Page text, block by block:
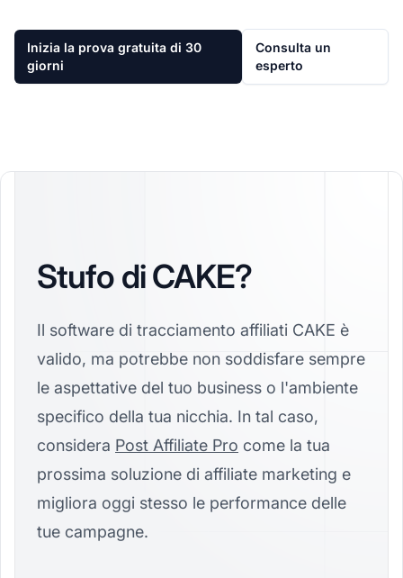
Inizia la prova gratuita di 30
giorni
Consulta un
esperto
Stufo di CAKE?
Il software di tracciamento affiliati CAKE è
valido, ma potrebbe non soddisfare sempre
le aspettative del tuo business o l'ambiente
specifico della tua nicchia. In tal caso,
considera Post Affiliate Pro come la tua
prossima soluzione di affiliate marketing e
migliora oggi stesso le performance delle
tue campagne.